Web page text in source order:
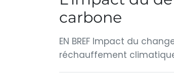
carbone
EN BREF Impact du
réchauffement